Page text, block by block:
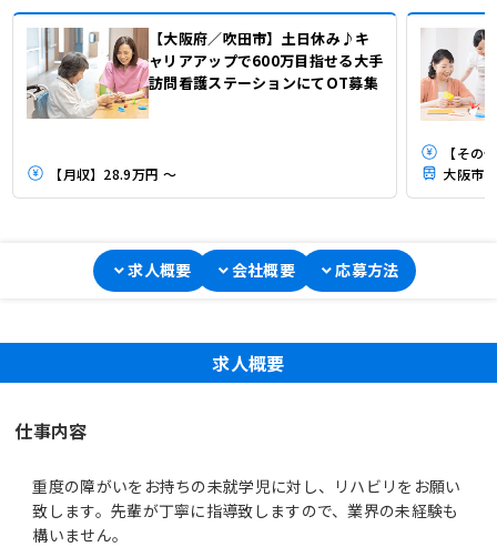
【大阪府／吹田市】土日休み♪キ
ャリアアップで600万目指せる大手
訪問看護ステーションにてOT募集
【月収】28.9万円 ～
【その
大阪市
求人概要 会社概要 応募方法
求人概要
仕事内容
重度の障がいをお持ちの未就学児に対し、リハビリをお願い
致します。先輩が丁寧に指導致しますので、業界の未経験も
構いません。